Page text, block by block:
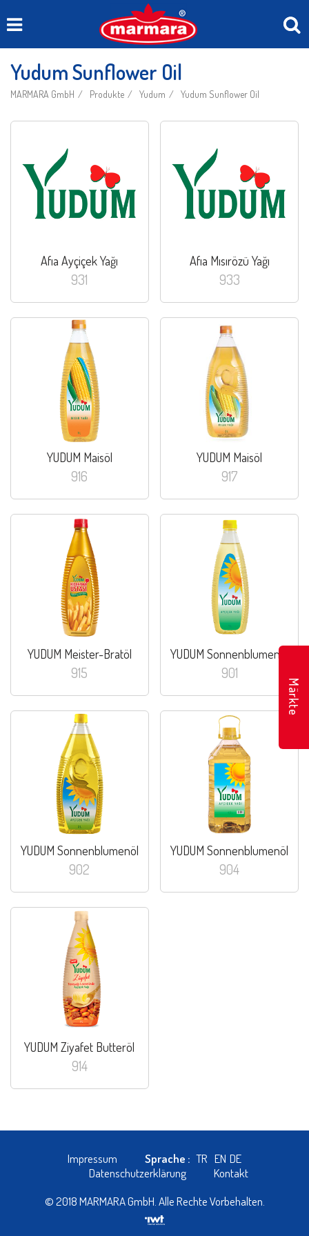
Yudum Sunflower Oil
MARMARA GmbH Produkte Yudum Yudum Sunflower Oil
Afıa Ayçiçek Yağı
931
Afıa Mısırözü Yağı
933
YUDUM Maisöl
916
YUDUM Maisöl
917
YUDUM Meister-Bratöl
915
YUDUM Sonnenblumenöl
901
YUDUM Sonnenblumenöl
902
YUDUM Sonnenblumenöl
904
YUDUM Ziyafet Butteröl
914
Impressum Sprache : TR EN DE
Datenschutzerklärung
Kontakt
© 2018 MARMARA GmbH. Alle Rechte Vorbehalten.
Märkte